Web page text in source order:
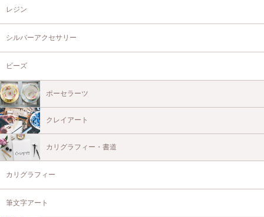
レジン
シルバーアクセサリー
ビーズ
ポーセラーツ
クレイアート
カリグラフィー・書道
カリグラフィー
筆文字アート